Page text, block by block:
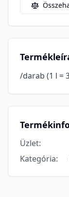
/darab (1 l =
Üzlet:
Kategória: